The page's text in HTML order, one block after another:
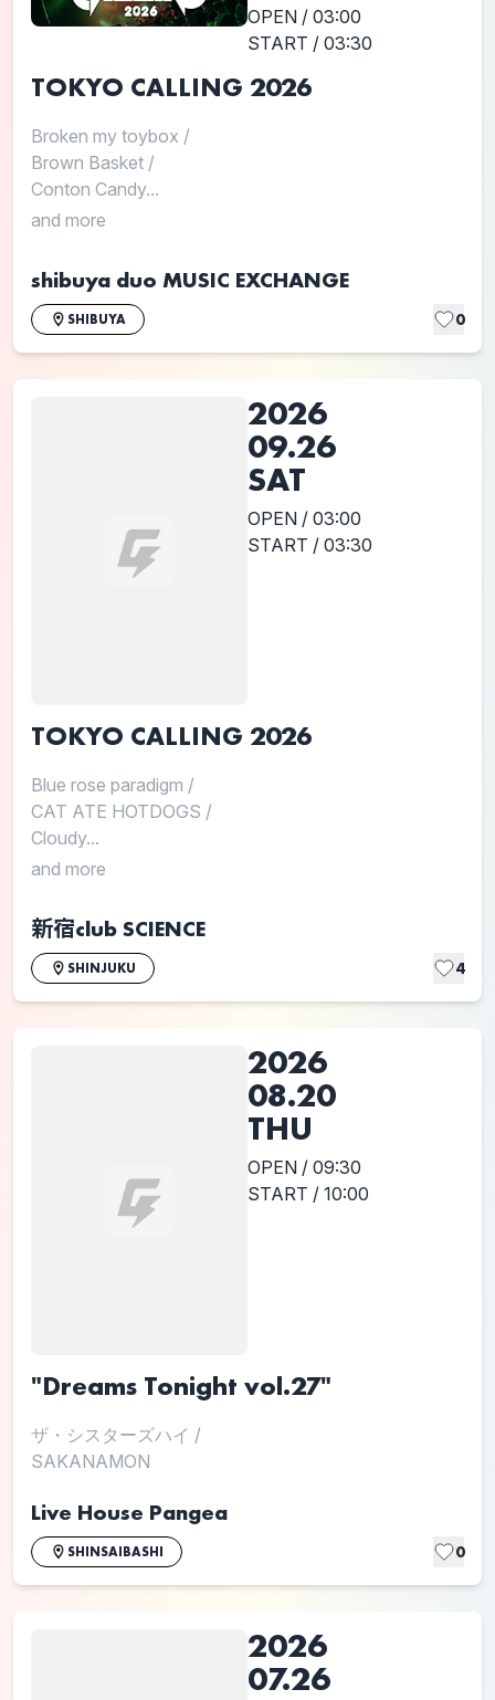
OPEN / 03:00
START / 03:30
TOKYO CALLING 2026
Broken my toybox /
Brown Basket /
Conton Candy...
and more
shibuya duo MUSIC EXCHANGE
SHIBUYA 0
2026
09.26
SAT
OPEN / 03:00
START / 03:30
TOKYO CALLING 2026
Blue rose paradigm /
CAT ATE HOTDOGS /
Cloudy...
and more
新宿club SCIENCE
SHINJUKU 4
2026
08.20
THU
OPEN / 09:30
START / 10:00
"Dreams Tonight vol.27"
ザ・シスターズハイ /
SAKANAMON
Live House Pangea
SHINSAIBASHI 0
2026
07.26